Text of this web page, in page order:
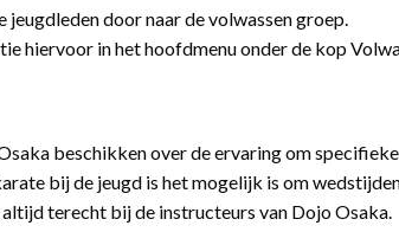
jeugdleden door naar de volwassen groep.
hiervoor in het hoofdmenu onder de kop
beschikken over de ervaring om
bij de jeugd is het mogelijk is om
terecht bij de instructeurs van Dojo Osaka.